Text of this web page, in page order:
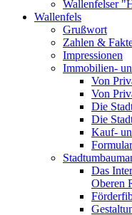
Wallenfelser
Wallenfels
Grußwort
Zahlen &
Impressionen
Immobilien-
Von
Von
Die
Die
Kauf-
Das
Oberen